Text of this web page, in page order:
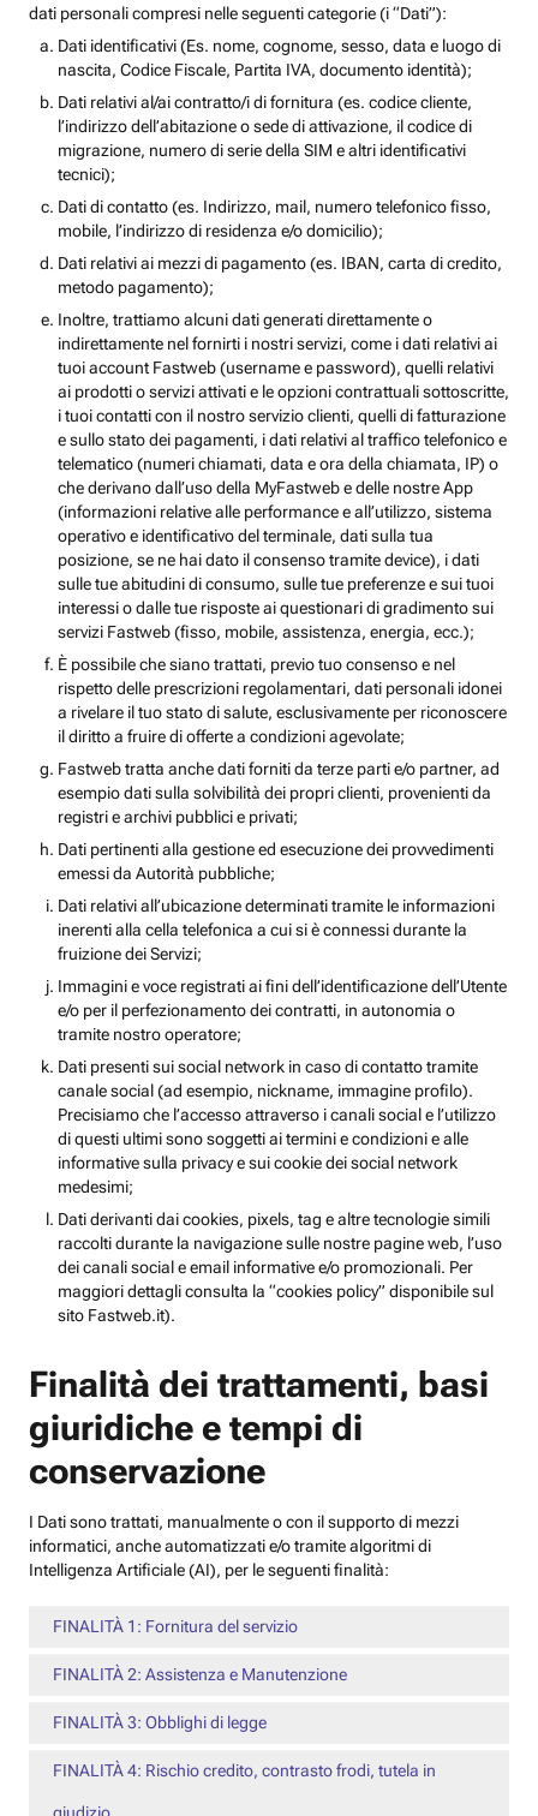
dati personali compresi nelle seguenti categorie (i “Dati”):
Dati identificativi (Es. nome, cognome, sesso, data e luogo di
nascita, Codice Fiscale, Partita IVA, documento identità);
Dati relativi al/ai contratto/i di fornitura (es. codice cliente,
l’indirizzo dell’abitazione o sede di attivazione, il codice di
migrazione, numero di serie della SIM e altri identificativi
tecnici);
Dati di contatto (es. Indirizzo, mail, numero telefonico fisso,
mobile, l’indirizzo di residenza e/o domicilio);
Dati relativi ai mezzi di pagamento (es. IBAN, carta di credito,
metodo pagamento);
Inoltre, trattiamo alcuni dati generati direttamente o
indirettamente nel fornirti i nostri servizi, come i dati relativi ai
tuoi account Fastweb (username e password), quelli relativi
ai prodotti o servizi attivati e le opzioni contrattuali sottoscritte,
i tuoi contatti con il nostro servizio clienti, quelli di fatturazione
e sullo stato dei pagamenti, i dati relativi al traffico telefonico e
telematico (numeri chiamati, data e ora della chiamata, IP) o
che derivano dall’uso della MyFastweb e delle nostre App
(informazioni relative alle performance e all’utilizzo, sistema
operativo e identificativo del terminale, dati sulla tua
posizione, se ne hai dato il consenso tramite device), i dati
sulle tue abitudini di consumo, sulle tue preferenze e sui tuoi
interessi o dalle tue risposte ai questionari di gradimento sui
servizi Fastweb (fisso, mobile, assistenza, energia, ecc.);
È possibile che siano trattati, previo tuo consenso e nel
rispetto delle prescrizioni regolamentari, dati personali idonei
a rivelare il tuo stato di salute, esclusivamente per riconoscere
il diritto a fruire di offerte a condizioni agevolate;
Fastweb tratta anche dati forniti da terze parti e/o partner, ad
esempio dati sulla solvibilità dei propri clienti, provenienti da
registri e archivi pubblici e privati;
Dati pertinenti alla gestione ed esecuzione dei provvedimenti
emessi da Autorità pubbliche;
Dati relativi all’ubicazione determinati tramite le informazioni
inerenti alla cella telefonica a cui si è connessi durante la
fruizione dei Servizi;
Immagini e voce registrati ai fini dell’identificazione dell’Utente
e/o per il perfezionamento dei contratti, in autonomia o
tramite nostro operatore;
Dati presenti sui social network in caso di contatto tramite
canale social (ad esempio, nickname, immagine profilo).
Precisiamo che l’accesso attraverso i canali social e l’utilizzo
di questi ultimi sono soggetti ai termini e condizioni e alle
informative sulla privacy e sui cookie dei social network
medesimi;
Dati derivanti dai cookies, pixels, tag e altre tecnologie simili
raccolti durante la navigazione sulle nostre pagine web, l’uso
dei canali social e email informative e/o promozionali. Per
maggiori dettagli consulta la “cookies policy” disponibile sul
sito Fastweb.it).
Finalità dei trattamenti, basi
giuridiche e tempi di
conservazione
I Dati sono trattati, manualmente o con il supporto di mezzi
informatici, anche automatizzati e/o tramite algoritmi di
Intelligenza Artificiale (AI), per le seguenti finalità:
FINALITÀ 1: Fornitura del servizio
FINALITÀ 2: Assistenza e Manutenzione
FINALITÀ 3: Obblighi di legge
FINALITÀ 4: Rischio credito, contrasto frodi, tutela in